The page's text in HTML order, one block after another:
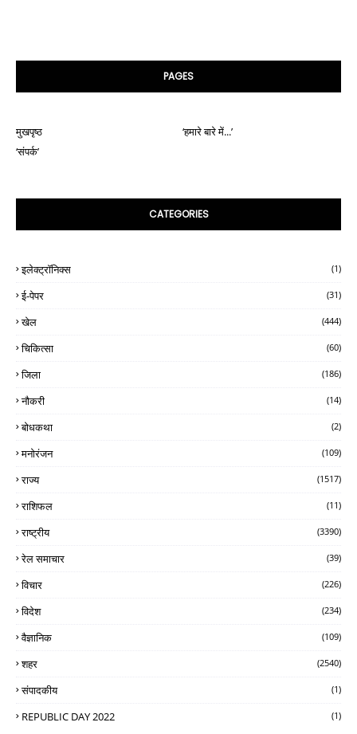
PAGES
मुखपृष्ठ
‘हमारे बारे में...’
‘संपर्क’
CATEGORIES
इलेक्ट्रॉनिक्स (1)
ई-पेपर (31)
खेल (444)
चिकित्सा (60)
जिला (186)
नौकरी (14)
बोधकथा (2)
मनोरंजन (109)
राज्य (1517)
राशिफल (11)
राष्ट्रीय (3390)
रेल समाचार (39)
विचार (226)
विदेश (234)
वैज्ञानिक (109)
शहर (2540)
संपादकीय (1)
REPUBLIC DAY 2022 (1)